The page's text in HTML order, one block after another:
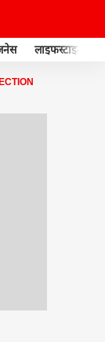
लाइफस्टाइल